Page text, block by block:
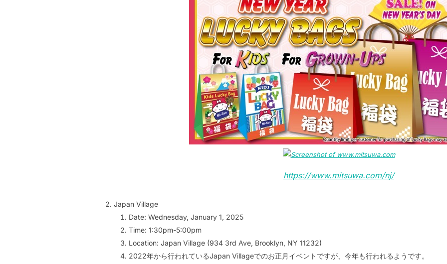
https://www.mitsuwa.com/nj/
Japan Village
Date: Wednesday, January 1, 2025
Time: 1:30pm-5:00pm
Location: Japan Village (934 3rd Ave, Brooklyn, NY 11232)
2022年から行われているJapan Villageでのお正月イベントですが、今年も行われるようです。